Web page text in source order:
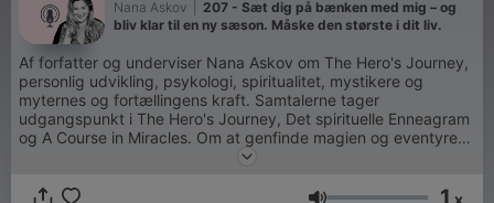
Nana Askov
207 - Sæt dig på bænken med mig – og
bliv klar til en ny sæson. Måske den største i dit liv.
Af forfatter og underviser Nana Askov om The Hero's Journey,
personlig udvikling, psykologi, spiritualitet, mystikere og
myternes og fortællingens kraft. Samtalerne tager
udgangspunkt i The Hero's Journey, Det spirituelle Enneagram
og A Course in Miracles. Om at genfinde magien og eventyret i
1 x